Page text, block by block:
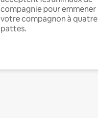
compagnie pour emmener
votre compagnon à quatre
pattes.